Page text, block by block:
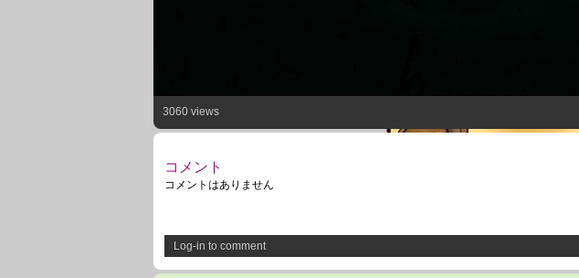
3060 views
コメント
コメントはありません
Log-in to comment